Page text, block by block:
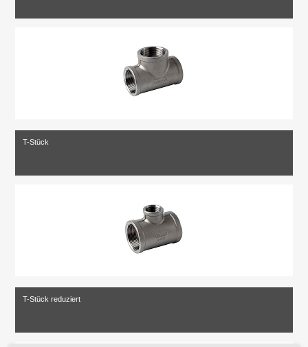
T-Stück
T-Stück reduziert